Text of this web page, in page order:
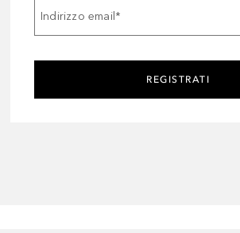
Indirizzo email*
REGISTRATI